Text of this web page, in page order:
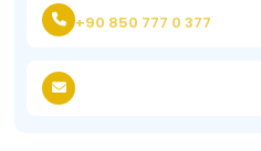
+90 850 777 0 377